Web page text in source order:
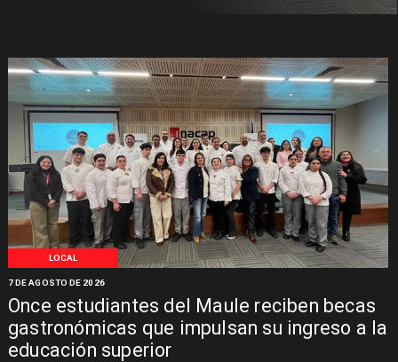
LOCAL
Once estudiantes del Maule reciben becas
gastronómicas que impulsan su ingreso a la
educación superior
7 DE AGOSTO DE 2026